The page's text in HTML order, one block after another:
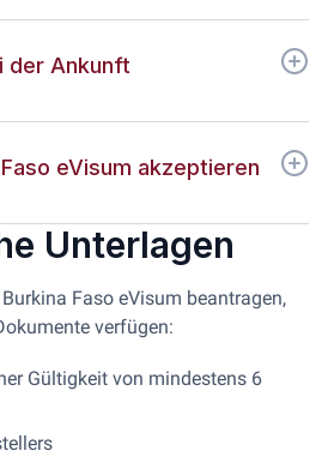
der Ankunft
eVisum akzeptieren
Unterlagen
Faso eVisum beantragen,
verfügen:
Gültigkeit von mindestens 6